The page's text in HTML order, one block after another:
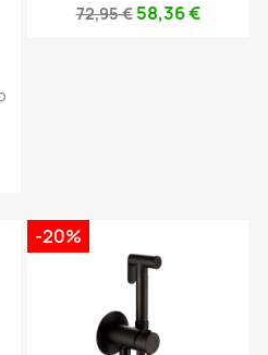
72,95 € 58,36 €
-20%